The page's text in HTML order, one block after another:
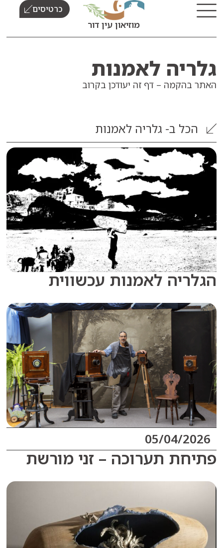
מוזיאון עין דור
כרטיסים
לאמנות
– דף זה יעודכן בקרוב
ב- גלריה לאמנות
לאמנות עכשווית
05/04/
תערוכה – זני מורשת